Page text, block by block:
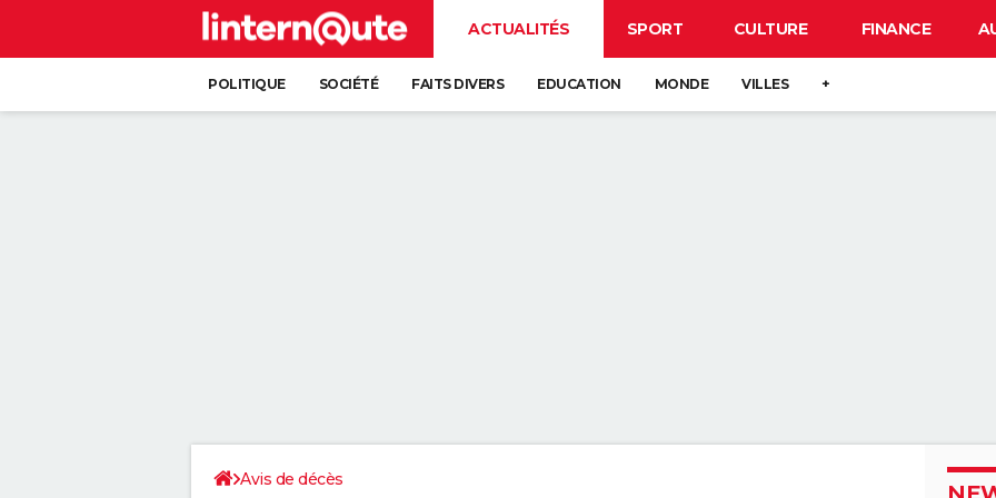
ACTUALITÉS SPORT CULTURE FINANCE
POLITIQUE SOCIÉTÉ FAITS DIVERS EDUCATION MONDE VILLES +
Avis de décès